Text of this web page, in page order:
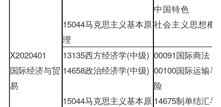
中国特色
15044马克思主义基本原
理
社会主义思想概
X2020401
国际经济与贸
易
13135西方经济学(中级) 00091国际商法
14658政治经济学(中级) 00100国际运输与
险
15044马克思主义基本原 14675制单结汇与